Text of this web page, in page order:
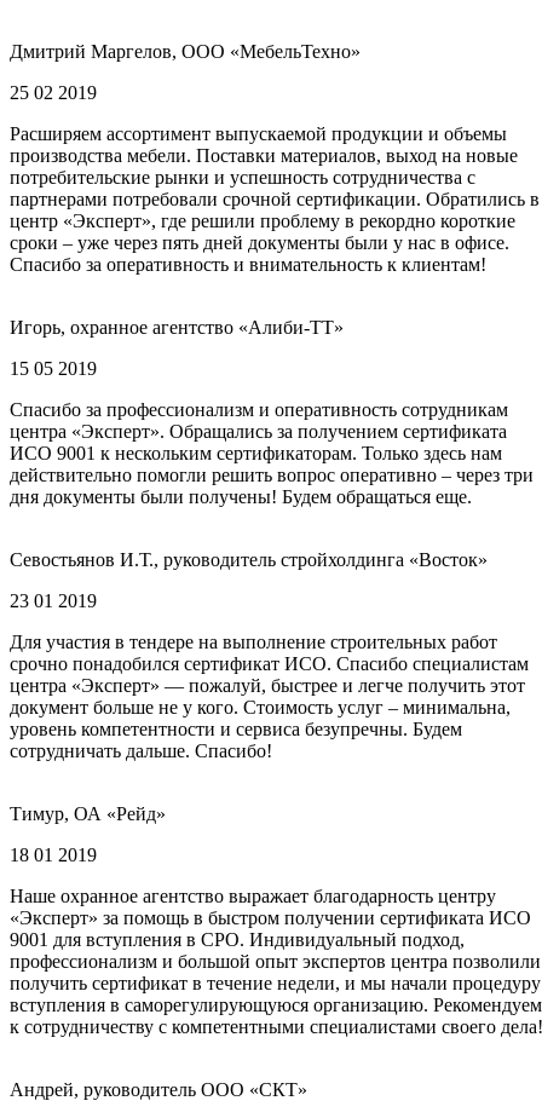
Дмитрий Маргелов, ООО «МебельТехно»
25 02 2019
Расширяем ассортимент выпускаемой продукции и объемы
производства мебели. Поставки материалов, выход на новые
потребительские рынки и успешность сотрудничества с
партнерами потребовали срочной сертификации. Обратились в
центр «Эксперт», где решили проблему в рекордно короткие
сроки – уже через пять дней документы были у нас в офисе.
Спасибо за оперативность и внимательность к клиентам!
Игорь, охранное агентство «Алиби-ТТ»
15 05 2019
Спасибо за профессионализм и оперативность сотрудникам
центра «Эксперт». Обращались за получением сертификата
ИСО 9001 к нескольким сертификаторам. Только здесь нам
действительно помогли решить вопрос оперативно – через три
дня документы были получены! Будем обращаться еще.
Севостьянов И.Т., руководитель стройхолдинга «Восток»
23 01 2019
Для участия в тендере на выполнение строительных работ
срочно понадобился сертификат ИСО. Спасибо специалистам
центра «Эксперт» — пожалуй, быстрее и легче получить этот
документ больше не у кого. Стоимость услуг – минимальна,
уровень компетентности и сервиса безупречны. Будем
сотрудничать дальше. Спасибо!
Тимур, ОА «Рейд»
18 01 2019
Наше охранное агентство выражает благодарность центру
«Эксперт» за помощь в быстром получении сертификата ИСО
9001 для вступления в СРО. Индивидуальный подход,
профессионализм и большой опыт экспертов центра позволили
получить сертификат в течение недели, и мы начали процедуру
вступления в саморегулирующуюся организацию. Рекомендуем
к сотрудничеству с компетентными специалистами своего дела!
Андрей, руководитель ООО «СКТ»